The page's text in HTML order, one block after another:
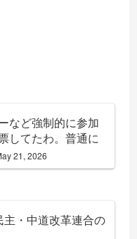
など強制的に参加
してたわ。普通に
21, 2026
・中道改革連合の